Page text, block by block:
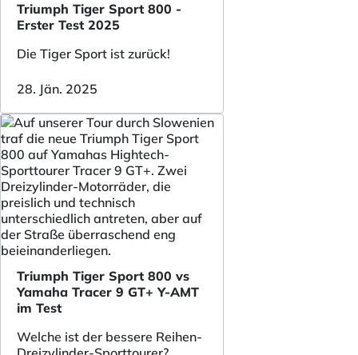
Triumph Tiger Sport 800 -
Erster Test 2025
Die Tiger Sport ist zurück!
28. Jän. 2025
Triumph Tiger Sport 800 vs
Yamaha Tracer 9 GT+ Y-AMT
im Test
Welche ist der bessere Reihen-